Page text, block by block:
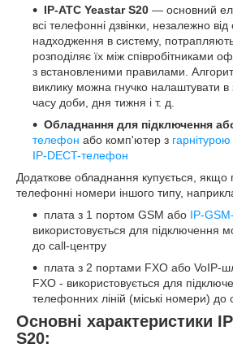
IP-АТС Yeastar S20 — основний
всі телефонні дзвінки, незалежно від
надходження в систему,
розподіляє їх між співробітниками
з встановленими правилами.
виклику можна гнучко налаштувати в
часу доби, дня тижня і т. д.
Обладнання для підключення
телефон або комп'ютер з гарнітурою
IP-DECT-телефон
Додаткове обладнання купується, якщо
телефонні номери іншого типу,
плата з 1 портом GSM або IP-
використовується для підключення
до call-центру
плата з 2 портами FXO або VoIP-
FXO - використовується для
телефонних ліній (міські номери) до
Основні характеристики
S20: